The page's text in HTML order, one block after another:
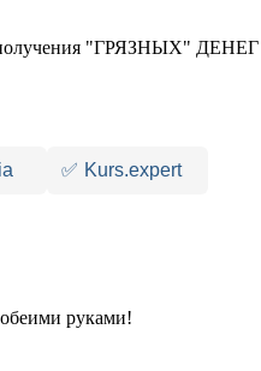
"ГРЯЗНЫХ" ДЕНЕГ и
✅ Kurs.expert
руками!